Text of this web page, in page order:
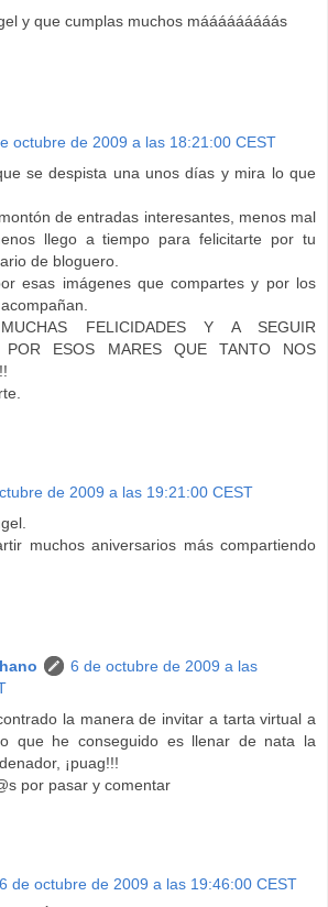
y que cumplas muchos mááááááááás
octubre de 2009 a las 18:21:00 CEST
se despista una unos días y mira lo que
de entradas interesantes, menos mal
llego a tiempo para felicitarte por tu
de bloguero.
esas imágenes que compartes y por los
FELICIDADES Y A SEGUIR
POR ESOS MARES QUE TANTO NOS
de 2009 a las 19:21:00 CEST
muchos aniversarios más compartiendo
6 de octubre de 2009 a las
la manera de invitar a tarta virtual a
que he conseguido es llenar de nata la
¡puag!!!
por pasar y comentar
6 de octubre de 2009 a las 19:46:00 CEST